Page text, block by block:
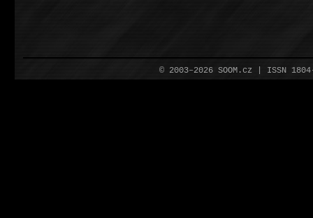
© 2003–2026 SOOM.cz | ISSN